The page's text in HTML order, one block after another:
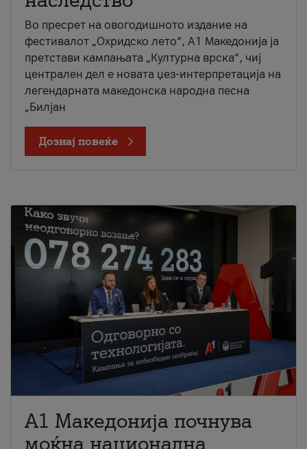
Во пресрет на овогодишното издание на
фестивалот „Охридско лето“, А1 Македонија ја
претстави кампањата „Културна врска“, чиј
централен дел е новата џез-интерпретација на
легендарната македонска народна песна
„Билјан
Дознај повеќе
A1 Македонија почнува
моќна национална